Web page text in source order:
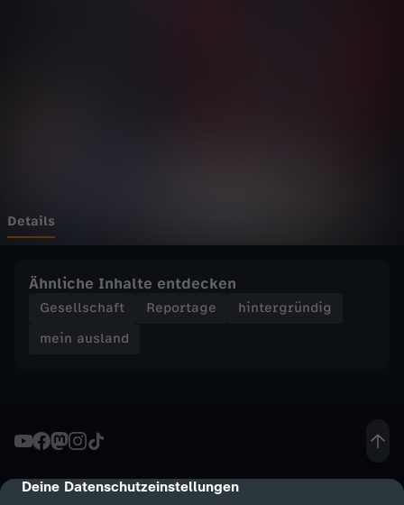
cmp-dialog-description
Deine Datenschutzeinstellungen
P
r
g
a
Details
Ähnliche Inhalte entdecken
Gesellschaft Reportage
hintergründig
mein ausland